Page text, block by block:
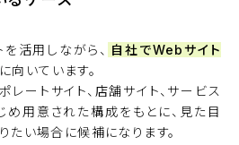
活用しながら、 自社でWebサイト
に向いています。
ートサイト、店舗サイト、サービス
め用意された構成をもとに、見た目
たい場合に候補になります。